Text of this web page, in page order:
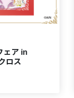
ェア in
ロス